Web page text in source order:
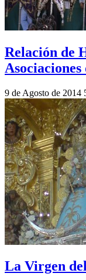
Relación de
9 de Agosto de 2014
La Virgen